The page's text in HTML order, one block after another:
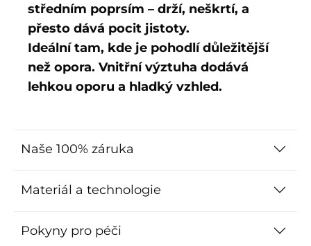
středním poprsím – drží, neškrtí, a
přesto dává pocit jistoty.
Ideální tam, kde je pohodlí důležitější
než opora. Vnitřní výztuha dodává
lehkou oporu a hladký vzhled.
Naše 100% záruka
Materiál a technologie
Pokyny pro péči